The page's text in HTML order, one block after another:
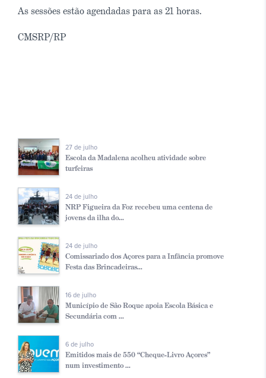
As sessões estão agendadas para as 21 horas.
CMSRP/RP
27 de julho
Escola da Madalena acolheu atividade sobre
turfeiras
24 de julho
NRP Figueira da Foz recebeu uma centena de
jovens da ilha do...
24 de julho
Comissariado dos Açores para a Infância promove
Festa das Brincadeiras...
16 de julho
Município de São Roque apoia Escola Básica e
Secundária com ...
6 de julho
Emitidos mais de 550 “Cheque-Livro Açores”
num investimento ...